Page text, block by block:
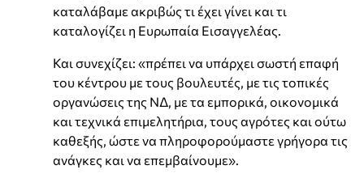
καταλάβαμε ακριβώς τι έχει γίνει και τι
καταλογίζει η Ευρωπαία Εισαγγελέας.
Και συνεχίζει: «πρέπει να υπάρχει σωστή επαφή
του κέντρου με τους βουλευτές, με τις τοπικές
οργανώσεις της ΝΔ, με τα εμπορικά, οικονομικά
και τεχνικά επιμελητήρια, τους αγρότες και ούτω
καθεξής, ώστε να πληροφορούμαστε γρήγορα τις
ανάγκες και να επεμβαίνουμε».